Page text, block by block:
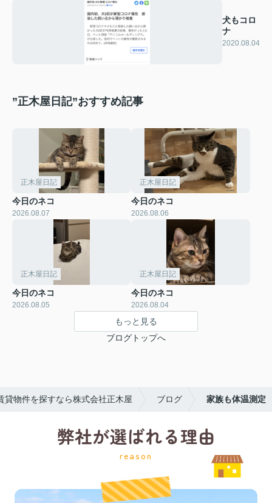
犬もコロ
ナ
2020.08.04
”正木屋日記”おすすめ記事
正木屋日記
今日のネコ
2026.08.07
正木屋日記
今日のネコ
2026.08.06
正木屋日記
今日のネコ
2026.08.05
正木屋日記
今日のネコ
2026.08.04
もっと見る
ブログトップへ
貸物件を探すなら株式会社正木屋 ブログ 家族も体温測定
弊社が選ばれる理由
reason